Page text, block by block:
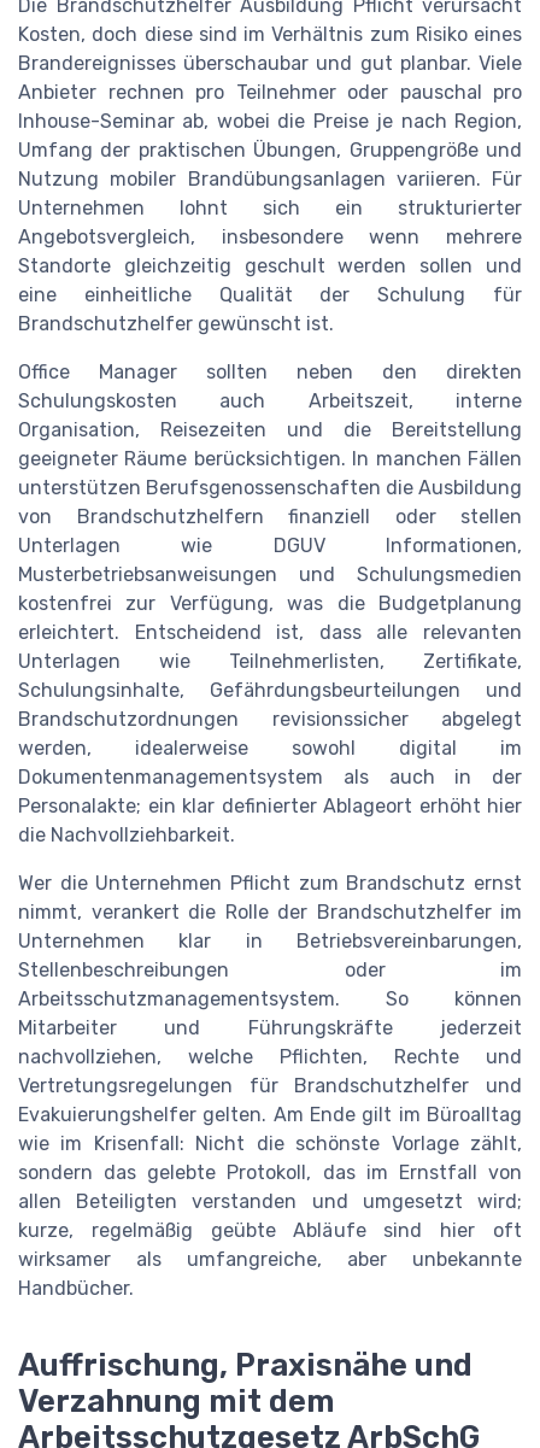
Die Brandschutzhelfer Ausbildung Pflicht verursacht
Kosten, doch diese sind im Verhältnis zum Risiko eines
Brandereignisses überschaubar und gut planbar. Viele
Anbieter rechnen pro Teilnehmer oder pauschal pro
Inhouse-Seminar ab, wobei die Preise je nach Region,
Umfang der praktischen Übungen, Gruppengröße und
Nutzung mobiler Brandübungsanlagen variieren. Für
Unternehmen lohnt sich ein strukturierter
Angebotsvergleich, insbesondere wenn mehrere
Standorte gleichzeitig geschult werden sollen und
eine einheitliche Qualität der Schulung für
Brandschutzhelfer gewünscht ist.
Office Manager sollten neben den direkten
Schulungskosten auch Arbeitszeit, interne
Organisation, Reisezeiten und die Bereitstellung
geeigneter Räume berücksichtigen. In manchen Fällen
unterstützen Berufsgenossenschaften die Ausbildung
von Brandschutzhelfern finanziell oder stellen
Unterlagen wie DGUV Informationen,
Musterbetriebsanweisungen und Schulungsmedien
kostenfrei zur Verfügung, was die Budgetplanung
erleichtert. Entscheidend ist, dass alle relevanten
Unterlagen wie Teilnehmerlisten, Zertifikate,
Schulungsinhalte, Gefährdungsbeurteilungen und
Brandschutzordnungen revisionssicher abgelegt
werden, idealerweise sowohl digital im
Dokumentenmanagementsystem als auch in der
Personalakte; ein klar definierter Ablageort erhöht hier
die Nachvollziehbarkeit.
Wer die Unternehmen Pflicht zum Brandschutz ernst
nimmt, verankert die Rolle der Brandschutzhelfer im
Unternehmen klar in Betriebsvereinbarungen,
Stellenbeschreibungen oder im
Arbeitsschutzmanagementsystem. So können
Mitarbeiter und Führungskräfte jederzeit
nachvollziehen, welche Pflichten, Rechte und
Vertretungsregelungen für Brandschutzhelfer und
Evakuierungshelfer gelten. Am Ende gilt im Büroalltag
wie im Krisenfall: Nicht die schönste Vorlage zählt,
sondern das gelebte Protokoll, das im Ernstfall von
allen Beteiligten verstanden und umgesetzt wird;
kurze, regelmäßig geübte Abläufe sind hier oft
wirksamer als umfangreiche, aber unbekannte
Handbücher.
Auffrischung, Praxisnähe und
Verzahnung mit dem
Arbeitsschutzgesetz ArbSchG